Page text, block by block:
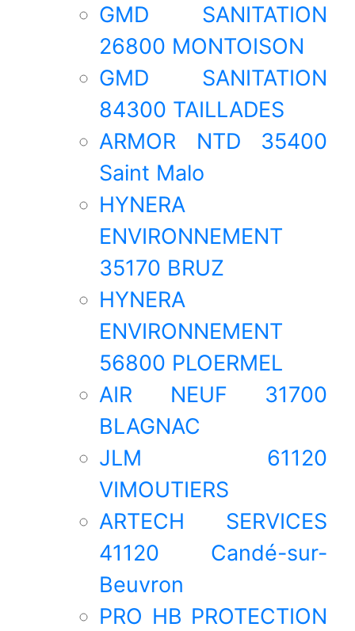
GMD SANITATION
26800 MONTOISON
GMD SANITATION
84300 TAILLADES
ARMOR NTD 35400
Saint Malo
HYNERA
ENVIRONNEMENT
35170 BRUZ
HYNERA
ENVIRONNEMENT
56800 PLOERMEL
AIR NEUF 31700
BLAGNAC
JLM 61120
VIMOUTIERS
ARTECH SERVICES
41120 Candé-sur-
Beuvron
PRO HB PROTECTION